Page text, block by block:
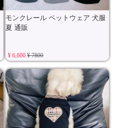
モンクレール ペットウェア 犬服
夏 通販
¥ 6,600¥ 7800